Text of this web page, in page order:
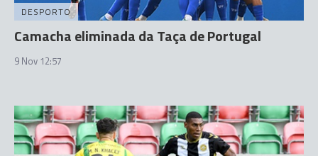
DESPORTO
Camacha eliminada da Taça de Portugal
9 Nov 12:57